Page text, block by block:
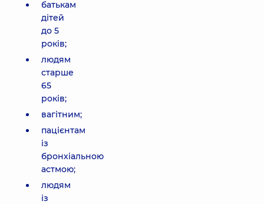
батькам
дітей
до 5
років;
людям
старше
65
років;
вагітним;
пацієнтам
із
бронхіальною
астмою;
людям
із